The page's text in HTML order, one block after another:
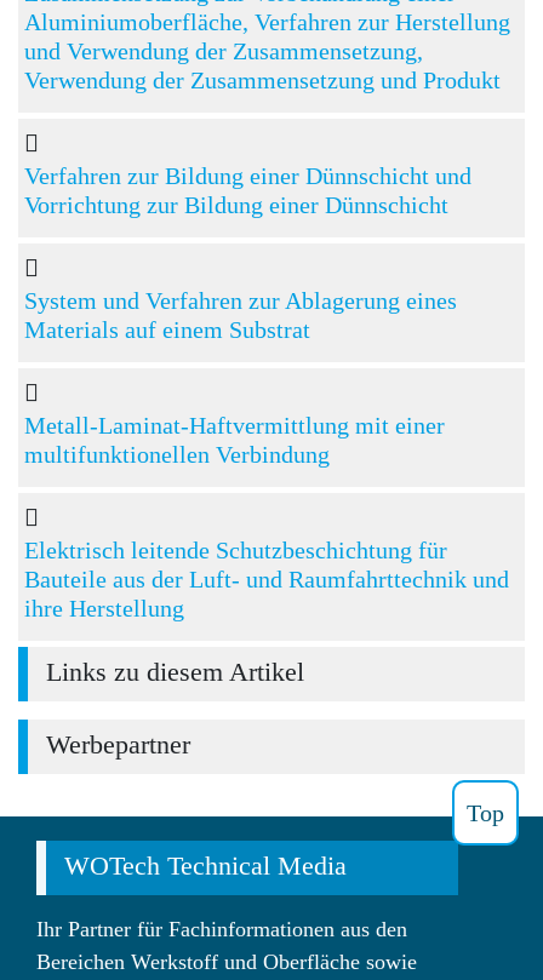
Aluminiumoberfläche, Verfahren zur Herstellung
und Verwendung der Zusammensetzung,
Verwendung der Zusammensetzung und Produkt
Verfahren zur Bildung einer Dünnschicht und
Vorrichtung zur Bildung einer Dünnschicht
System und Verfahren zur Ablagerung eines
Materials auf einem Substrat
Metall-Laminat-Haftvermittlung mit einer
multifunktionellen Verbindung
Elektrisch leitende Schutzbeschichtung für
Bauteile aus der Luft- und Raumfahrttechnik und
ihre Herstellung
Links zu diesem Artikel
Werbepartner
Top
WOTech Technical Media
Ihr Partner für Fachinformationen aus den
Bereichen Werkstoff und Oberfläche sowie